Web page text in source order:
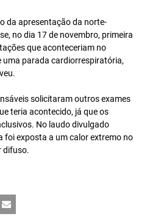
da apresentação da norte-
no dia 17 de novembro, primeira
que aconteceriam no
uma parada cardiorrespiratória,
solicitaram outros exames
teria acontecido, já que os
No laudo divulgado
foi exposta a um calor extremo no
difuso.⁠